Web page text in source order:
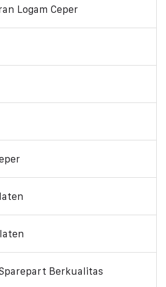
Logam Ceper
Berkualitas